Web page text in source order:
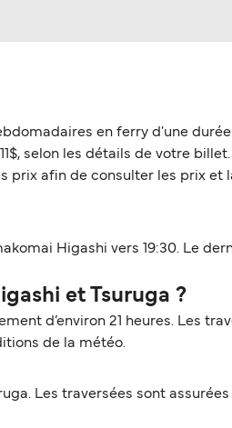
en ferry d'une
selon les détails de votre
prix afin de consulter les prix et
Higashi vers 19:30. Le
et Tsuruga ?
d’environ 21 heures. Les
de la météo.
Les traversées sont assurées